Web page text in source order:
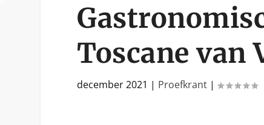
Toscane
december 2021 | Proefkrant |